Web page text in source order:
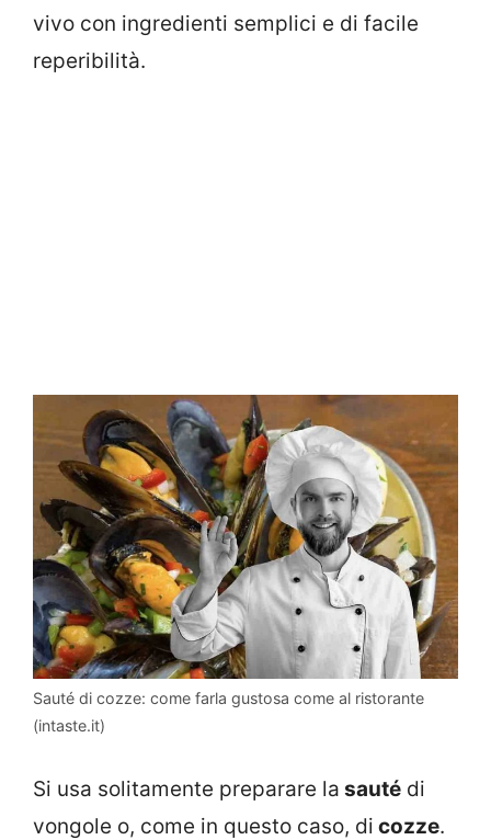
vivo con ingredienti semplici e di facile
reperibilità.
Sauté di cozze: come farla gustosa come al ristorante
(intaste.it)
Si usa solitamente preparare la sauté di
vongole o, come in questo caso, di cozze.